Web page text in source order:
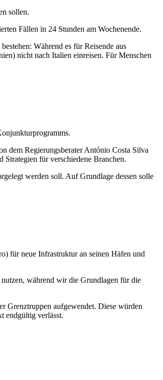
sollen.
Fällen in 24 Stunden am Wochenende.
Während es für Reisende aus
nicht nach Italien einreisen. Für Menschen
dem Regierungsberater António Costa Silva
Strategien für verschiedene Branchen.
werden soll. Auf Grundlage dessen solle
für neue Infrastruktur an seinen Häfen und
während wir die Grundlagen für die
Grenztruppen aufgewendet. Diese würden
endgültig verlässt.